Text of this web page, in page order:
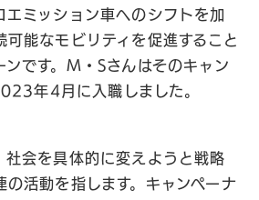
エミッション車へのシフトを加
可能なモビリティを促進すること
ンです。M・Sさんはそのキャン
年4月に入職しました。
社会を具体的に変えようと戦略
の活動を指します。キャンペーナ